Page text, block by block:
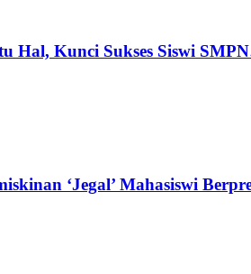
Hal, Kunci Sukses Siswi
‘Jegal’ Mahasiswi